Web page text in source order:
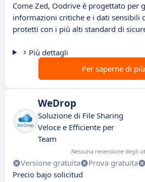
Come Zed, Oodrive è progettato per
informazioni critiche e i dati sensibili
protetti con i più alti standard di
Più dettagli
Per saperne di più
WeDrop
Soluzione di File Sharing
Veloce e Efficiente per
Team
Nessuna recensione degli
Versione gratuita Prova gratuita
Precio bajo solicitud